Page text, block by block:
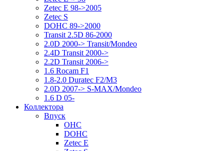
Zetec E 98->2005
Zetec S
DOHC 89->2000
Transit 2.5D 86-2000
2.0D 2000-> Transit/Mondeo
2.4D Transit 2000->
2.2D Transit 2006->
1.6 Rocam F1
1.8-2.0 Duratec F2/M3
2.0D 2007-> S-MAX/Mondeo
1.6 D 05-
Коллектора
Впуск
OHC
DOHC
Zetec E